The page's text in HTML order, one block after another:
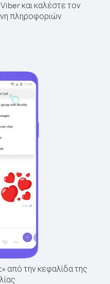
και καλέστε τον
πληροφοριών
από την κεφαλίδα της